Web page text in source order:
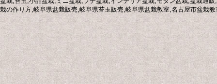
栽の作り方,岐阜県盆栽販売,岐阜県苔玉販売,岐阜県盆栽教室,名古屋市盆栽